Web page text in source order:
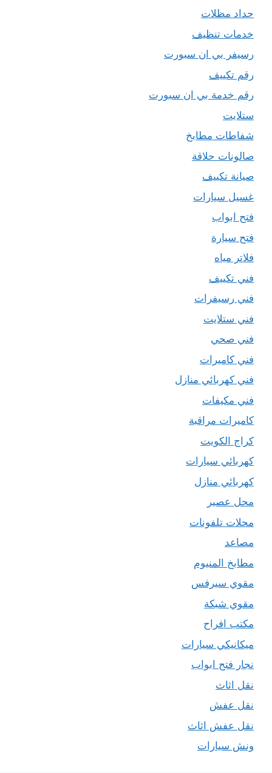
حداد مظلات
خدمات تنظيف
رسيفر بي ان سبورت
رقم تكييف
رقم خدمة بي ان سبورت
ستلايت
شفاطات مطابخ
صالونات حلاقة
صيانة تكييف
غسيل سيارات
فتح ابواب
فتح سيارة
فلاتر مياه
فني تكييف
فني رسيفرات
فني ستلايت
فني صحي
فني كاميرات
فني كهربائي منازل
فني مكيفات
كاميرات مراقبة
كراج الكويت
كهربائي سيارات
كهربائي منازل
محل عصير
محلات تلفونات
مصاعد
مطابخ المنيوم
مقوي سيرفس
مقوي شبكة
مكتب افراح
ميكانيكي سيارات
نجار فتح ابواب
نقل اثاث
نقل عفش
نقل عفش اثاث
ونش سيارات